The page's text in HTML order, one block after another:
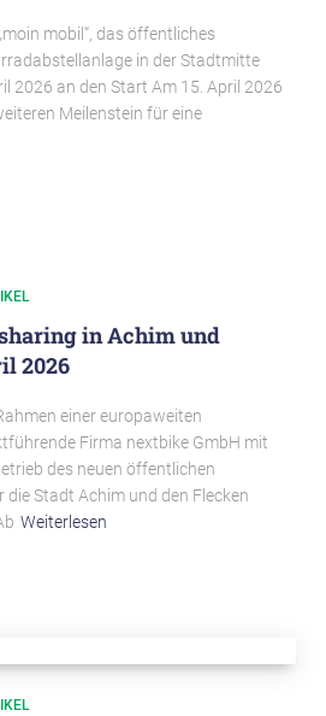
mobil“, das öffentliches
in der Stadtmitte
2026 an den Start Am 15. April 2026
Meilenstein für eine
in Achim und
2026
einer europaweiten
Firma nextbike GmbH mit
des neuen öffentlichen
Stadt Achim und den Flecken
Weiterlesen